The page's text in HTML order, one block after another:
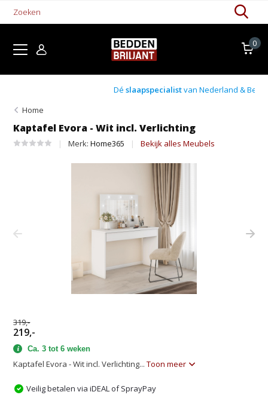
0
slaapspecialist van Nederland & België!
Home
Kaptafel Evora - Wit incl. Verlichting
Merk:Home365 Bekijk alles Meubels
319,-
219,-
Ca. 3 tot 6 weken
Kaptafel Evora - Wit incl. Verlichting...Toon meer
Veilig betalen via iDEAL of SprayPay